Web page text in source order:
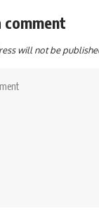
comment
will not be